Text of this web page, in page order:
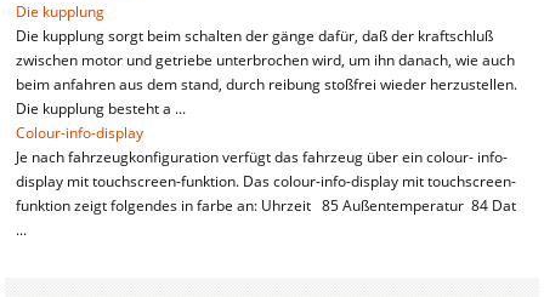
Die kupplung
Die kupplung sorgt beim schalten der gänge dafür, daß der kraftschluß
zwischen motor und getriebe unterbrochen wird, um ihn danach, wie auch
beim anfahren aus dem stand, durch reibung stoßfrei wieder herzustellen.
Die kupplung besteht a ...
Colour-info-display
Je nach fahrzeugkonfiguration verfügt das fahrzeug über ein colour- info-
display mit touchscreen-funktion. Das colour-info-display mit touchscreen-
funktion zeigt folgendes in farbe an: Uhrzeit 85 Außentemperatur 84 Dat
...